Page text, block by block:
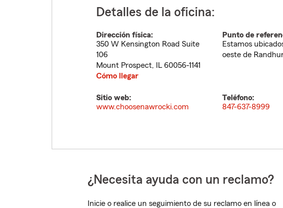
Detalles de la oficina:
Dirección física:
350 W Kensington Road Suite
106
Mount Prospect, IL 60056-1141
Cómo llegar
Punto de
Estamos
oeste de
Sitio web:
www.choosenawrocki.com
Teléfono:
847-637-8999
¿Necesita ayuda con un reclamo?
Inicie o realice un seguimiento de su reclamo en línea o